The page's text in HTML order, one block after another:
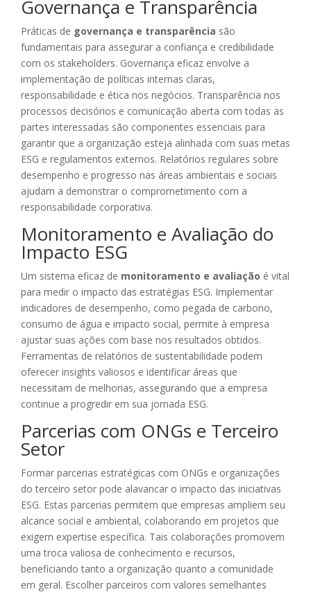
Governança e Transparência
Práticas de governança e transparência são
fundamentais para assegurar a confiança e credibilidade
com os stakeholders. Governança eficaz envolve a
implementação de políticas internas claras,
responsabilidade e ética nos negócios. Transparência nos
processos decisórios e comunicação aberta com todas as
partes interessadas são componentes essenciais para
garantir que a organização esteja alinhada com suas metas
ESG e regulamentos externos. Relatórios regulares sobre
desempenho e progresso nas áreas ambientais e sociais
ajudam a demonstrar o comprometimento com a
responsabilidade corporativa.
Monitoramento e Avaliação do
Impacto ESG
Um sistema eficaz de monitoramento e avaliação é vital
para medir o impacto das estratégias ESG. Implementar
indicadores de desempenho, como pegada de carbono,
consumo de água e impacto social, permite à empresa
ajustar suas ações com base nos resultados obtidos.
Ferramentas de relatórios de sustentabilidade podem
oferecer insights valiosos e identificar áreas que
necessitam de melhorias, assegurando que a empresa
continue a progredir em sua jornada ESG.
Parcerias com ONGs e Terceiro
Setor
Formar parcerias estratégicas com ONGs e organizações
do terceiro setor pode alavancar o impacto das iniciativas
ESG. Estas parcerias permitem que empresas ampliem seu
alcance social e ambiental, colaborando em projetos que
exigem expertise específica. Tais colaborações promovem
uma troca valiosa de conhecimento e recursos,
beneficiando tanto a organização quanto a comunidade
em geral. Escolher parceiros com valores semelhantes